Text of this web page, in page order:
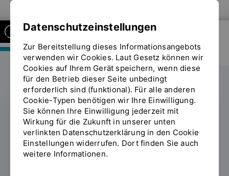
FAKULTÄT MASCHINENBAU
Stiftungsprofessur für
OTH Regensburg von
der Scheubeck-Jansen
Datenschutzeinstellungen
Zur Bereitstellung dieses Informationsangebots
verwenden wir Cookies. Laut Gesetz können wir
Cookies auf Ihrem Gerät speichern, wenn diese
für den Betrieb dieser Seite unbedingt
erforderlich sind (funktional). Für alle anderen
Cookie-Typen benötigen wir Ihre Einwilligung.
Sie können Ihre Einwilligung jederzeit mit
Wirkung für die Zukunft in unserer unten
verlinkten Datenschutzerklärung in den Cookie
Einstellungen widerrufen. Dort finden Sie auch
weitere Informationen.